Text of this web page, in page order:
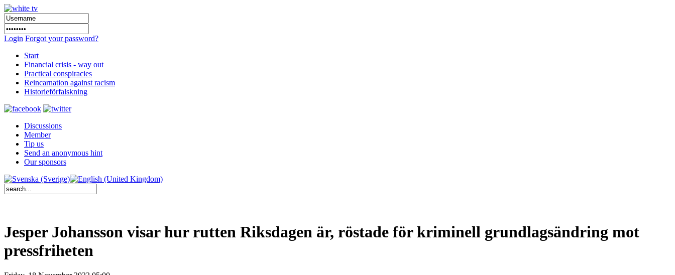
Login Forgot your password?
Start
Financial crisis - way out
Practical conspiracies
Reincarnation against racism
Historieförfalskning
Discussions
Member
Tip us
Send an anonymous hint
Our sponsors
Jesper Johansson visar hur rutten Riksdagen är, röstade för kriminell grundlagsändring mot
pressfriheten